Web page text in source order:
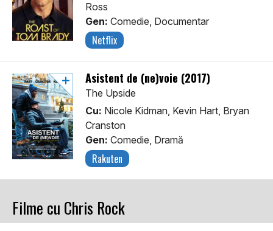
Ross
Gen: Comedie, Documentar
Netflix
Asistent de (ne)voie (2017)
The Upside
Cu: Nicole Kidman, Kevin Hart, Bryan
Cranston
Gen: Comedie, Dramă
Rakuten
Filme cu Chris Rock